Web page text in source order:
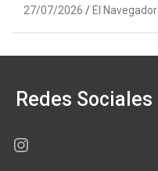
27/07/2026 El Navegador
Redes Sociales
Instagram